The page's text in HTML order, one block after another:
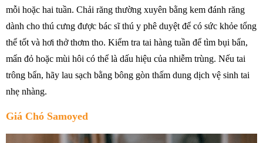
mỗi hoặc hai tuần. Chải răng thường xuyên bằng kem đánh răng
dành cho thú cưng được bác sĩ thú y phê duyệt để có sức khỏe tổng
thể tốt và hơi thở thơm tho. Kiểm tra tai hàng tuần để tìm bụi bẩn,
mẩn đỏ hoặc mùi hôi có thể là dấu hiệu của nhiễm trùng. Nếu tai
trông bẩn, hãy lau sạch bằng bông gòn thấm dung dịch vệ sinh tai
nhẹ nhàng.
Giá Chó Samoyed